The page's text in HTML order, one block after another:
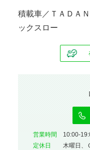
積載車／ＴＡＤＡ
ックスロー
営業時間
10:00-
定休⽇
木曜日、